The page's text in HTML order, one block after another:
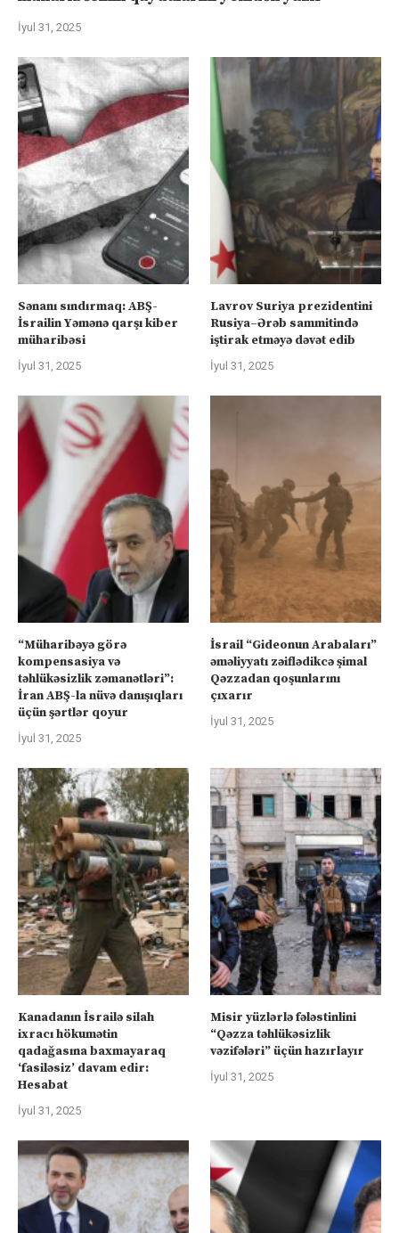
İyul 31, 2025
Sənanı sındırmaq: ABŞ-
İsrailin Yəmənə qarşı kiber
müharibəsi
İyul 31, 2025
Lavrov Suriya prezidentini
Rusiya–Ərəb sammitində
iştirak etməyə dəvət edib
İyul 31, 2025
“Müharibəyə görə
kompensasiya və
təhlükəsizlik zəmanətləri”:
İran ABŞ-la nüvə danışıqları
üçün şərtlər qoyur
İyul 31, 2025
İsrail “Gideonun Arabaları”
əməliyyatı zəiflədikcə şimal
Qəzzadan qoşunlarını
çıxarır
İyul 31, 2025
Kanadanın İsrailə silah
ixracı hökumətin
qadağasına baxmayaraq
‘fasiləsiz’ davam edir:
Hesabat
İyul 31, 2025
Misir yüzlərlə fələstinlini
“Qəzza təhlükəsizlik
vəzifələri” üçün hazırlayır
İyul 31, 2025